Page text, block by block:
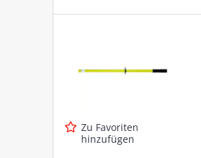
Zu Favoriten
hinzufügen